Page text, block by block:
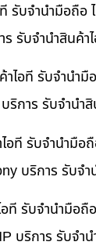
รับจำนำมือถื
รับจำนำสินค้
ไอที รับจำนำ
การ รับจำนำ
ที รับจำนำมื
บริการ รับจ
ที รับจำนำมือ
บริการ รับจำ